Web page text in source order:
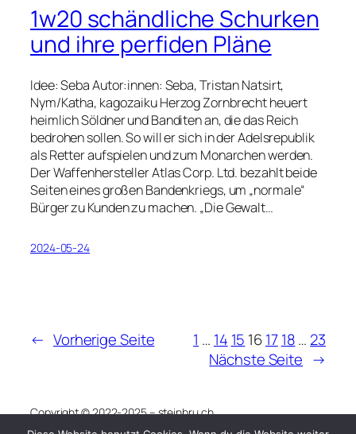
1w20 schändliche Schurken
und ihre perfiden Pläne
Idee: Seba Autor:innen: Seba, Tristan Natsirt,
Nym/Katha, kagozaiku Herzog Zornbrecht heuert
heimlich Söldner und Banditen an, die das Reich
bedrohen sollen. So will er sich in der Adelsrepublik
als Retter aufspielen und zum Monarchen werden.
Der Waffenhersteller Atlas Corp. Ltd. bezahlt beide
Seiten eines großen Bandenkriegs, um „normale“
Bürger zu Kunden zu machen. „Die Gewalt…
2024-05-24
← Vorherige Seite 1 … 14 15 1617 18… 23
Nächste Seite →
Copyright © 2022-2025 – steinbru.ch